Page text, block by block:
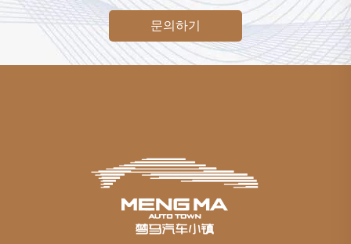
문의하기